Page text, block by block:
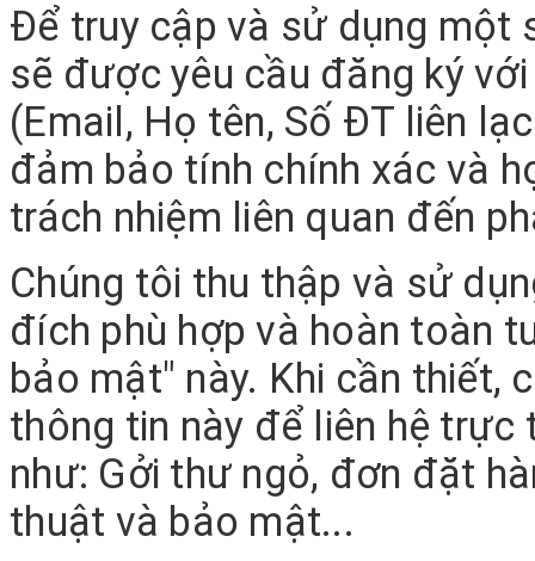
Để truy cập và sử dụng một
sẽ được yêu cầu đăng ký
(Email, Họ tên, Số ĐT liên
đảm bảo tính chính xác và
trách nhiệm liên quan đến
Chúng tôi thu thập và sử
đích phù hợp và hoàn toàn
bảo mật" này. Khi cần thiết,
thông tin này để liên hệ
như: Gởi thư ngỏ, đơn đặt
thuật và bảo mật...